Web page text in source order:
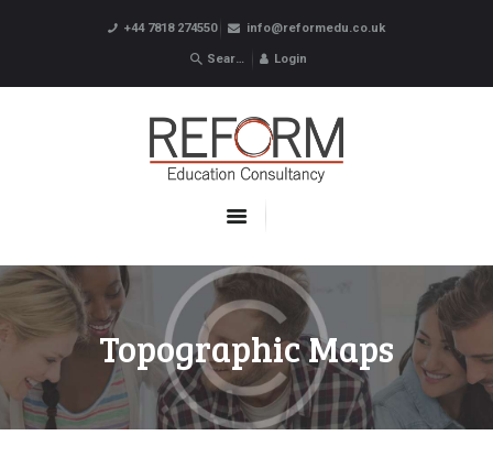
+44 7818 274550 info@reformedu.co.uk
Login
Topographic Maps
ABOUT US
SUMMER SCHOOLS
LANGUAGE SCHOOLS
POSTGRADUATE
CONTACTS